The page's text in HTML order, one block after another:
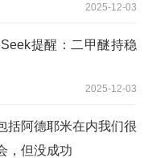
2025-12-03
提醒：二甲醚持稳
2025-12-03
括阿德耶米在内我们很
，但没成功